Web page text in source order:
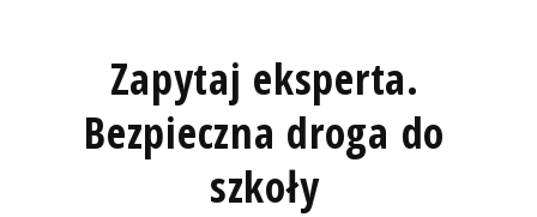
Zapytaj eksperta.
Bezpieczna droga do
szkoły